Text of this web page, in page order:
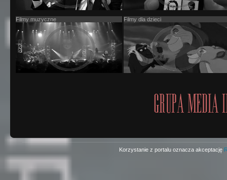
Filmy muzyczne Filmy dla dzieci
Korzystanie z portalu oznacza akceptację